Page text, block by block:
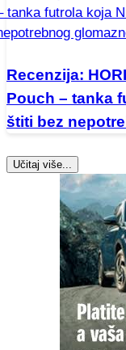
Recenzija:
Pouch – tanka
štiti bez
Učitaj više...